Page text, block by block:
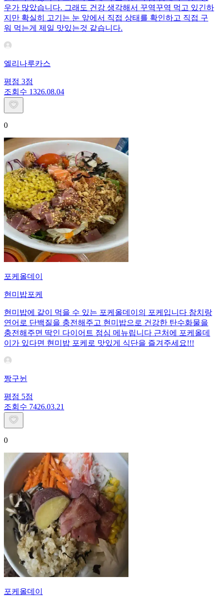
우가 많았습니다. 그래도 건강 생각해서 꾸역꾸역 먹고 있긴하
지만 확실히 고기는 눈 앞에서 직접 상태를 확인하고 직접 구
워 먹는게 제일 맛있는것 같습니다.
엘리나루카스
평점 3점
조회수 1326.08.04
0
포케올데이
현미밥포케
현미밥에 같이 먹을 수 있는 포케올데이의 포케입니다 참치랑
연어로 단백질을 충전해주고 현미밥으로 건강한 탄수화물을
충전해주면 딱인 다이어트 점심 메뉴립니다 근처에 포케올데
이가 있다면 현미밥 포케로 맛있게 식단을 즐겨주세요!!!
짱구뉜
평점 5점
조회수 7426.03.21
0
포케올데이